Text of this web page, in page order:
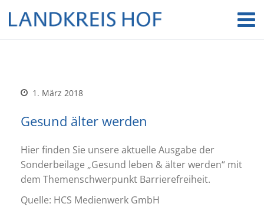
1. März 2018
Gesund älter werden
Hier finden Sie unsere aktuelle Ausgabe der
Sonderbeilage „Gesund leben & älter werden“ mit
dem Themenschwerpunkt Barrierefreiheit.
Quelle: HCS Medienwerk GmbH